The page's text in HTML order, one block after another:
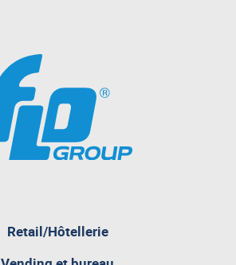
Retail/Hôtelleriepagina